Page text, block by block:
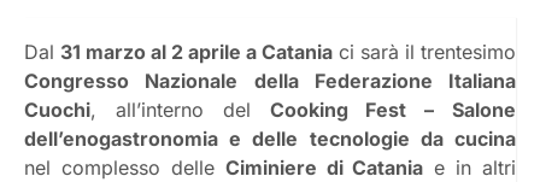
Dal 31 marzo al 2 aprile a Catania ci sarà il trentesimo
Congresso Nazionale della Federazione Italiana
Cuochi, all’interno del Cooking Fest – Salone
dell’enogastronomia e delle tecnologie da cucina
nel complesso delle Ciminiere di Catania e in altri